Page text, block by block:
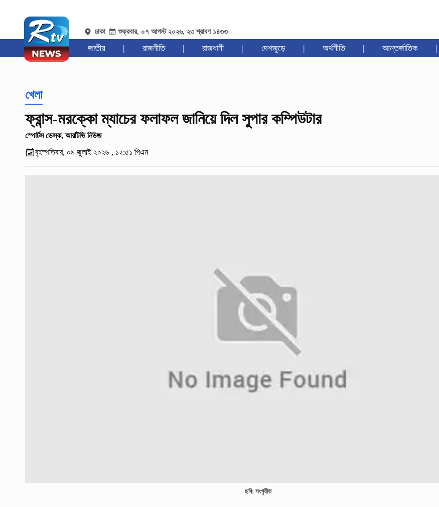
ঢাকা শুক্রবার, ০৭ আগস্ট ২০২৬, ২৩ শ্রাবণ ১৪৩৩
জাতীয় | রাজনীতি | রাজধানী | দেশজুড়ে | অর্থনীতি | আন্তর্জাতিক |
খেলা
ফ্রান্স-মরক্কো ম্যাচের ফলাফল জানিয়ে দিল সুপার কম্পিউটার
স্পোর্টস ডেস্ক, আরটিভি নিউজ
বৃহস্পতিবার, ০৯ জুলাই ২০২৬ , ১২:৫১ পিএম
ছবি: সংগৃহীত